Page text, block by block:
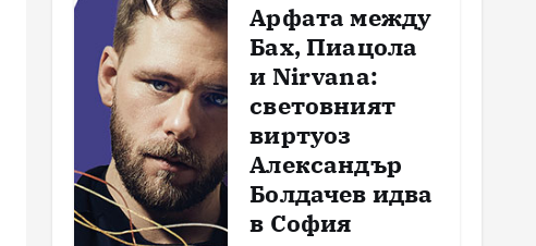
Арфата между
Бах, Пиацола
и Nirvana:
световният
виртуоз
Александър
Болдачев идва
в София